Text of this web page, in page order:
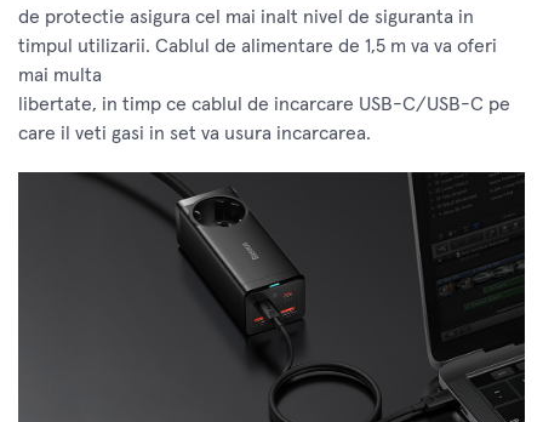
de protectie asigura cel mai inalt nivel de siguranta in
timpul utilizarii. Cablul de alimentare de 1,5 m va va oferi
mai multa
libertate, in timp ce cablul de incarcare USB-C/USB-C pe
care il veti gasi in set va usura incarcarea.